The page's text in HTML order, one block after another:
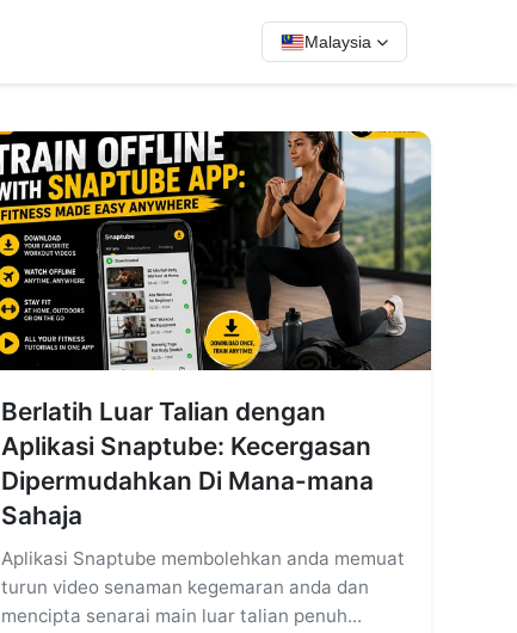
Malaysia
Berlatih Luar Talian dengan
Aplikasi Snaptube: Kecergasan
Dipermudahkan Di Mana-mana
Sahaja
Aplikasi Snaptube membolehkan anda memuat
turun video senaman kegemaran anda dan
mencipta senarai main luar talian penuh...